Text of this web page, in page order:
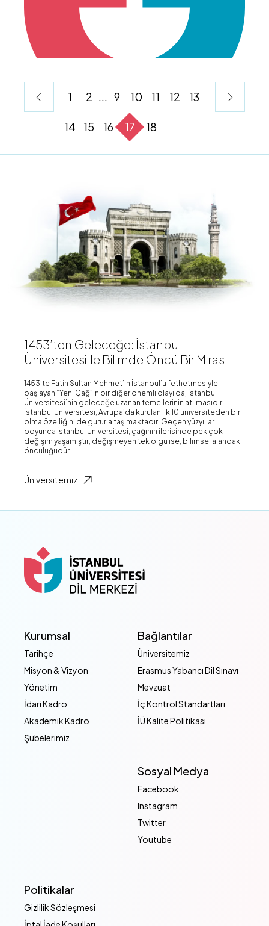
1 2 ... 9 10 11 12 13
14 15 16 17 18
1453’ten Geleceğe: İstanbul
Üniversitesi ile Bilimde Öncü Bir Miras
1453’te Fatih Sultan Mehmet’in İstanbul’u fethetmesiyle
başlayan “Yeni Çağ”ın bir diğer önemli olayı da, İstanbul
Üniversitesi’nin geleceğe uzanan temellerinin atılmasıdır.
İstanbul Üniversitesi, Avrupa’da kurulan ilk 10 üniversiteden biri
olma özelliğini de gururla taşımaktadır. Geçen yüzyıllar
boyunca İstanbul Üniversitesi, çağının ilerisinde pek çok
değişim yaşamıştır; değişmeyen tek olgu ise, bilimsel alandaki
öncülüğüdür.
Üniversitemiz
Kurumsal
Tarihçe
Misyon & Vizyon
Yönetim
İdari Kadro
Akademik Kadro
Şubelerimiz
Bağlantılar
Üniversitemiz
Erasmus Yabancı Dil Sınavı
Mevzuat
İç Kontrol Standartları
İÜ Kalite Politikası
Sosyal Medya
Facebook
Instagram
Twitter
Youtube
Politikalar
Gizlilik Sözleşmesi